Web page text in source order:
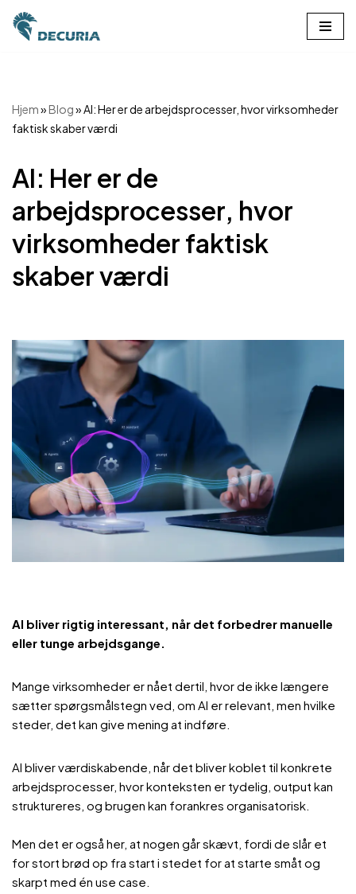
Spring
Hjem»Blog»AI: Her er de arbejdsprocesser, hvor virksomheder
faktisk skaber værdi
AI: Her er de
arbejdsprocesser, hvor
virksomheder faktisk
skaber værdi
AI bliver rigtig interessant, når det forbedrer manuelle
eller tunge arbejdsgange.
Mange virksomheder er nået dertil, hvor de ikke længere
sætter spørgsmålstegn ved, om AI er relevant, men hvilke
steder, det kan give mening at indføre.
AI bliver værdiskabende, når det bliver koblet til konkrete
arbejdsprocesser, hvor konteksten er tydelig, output kan
struktureres, og brugen kan forankres organisatorisk.
Men det er også her, at nogen går skævt, fordi de slår et
for stort brød op fra start i stedet for at starte småt og
skarpt med én use case.